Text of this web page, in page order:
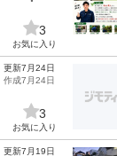
3
お気に入り
更新7月24日
作成7月24日
3
お気に入り
更新7月19日